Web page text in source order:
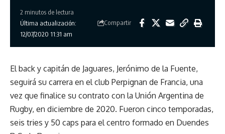
Última actualización:
12/07/2020 11:31 am
2 minutos de lectura
Compartir
El back y capitán de Jaguares, Jerónimo de la Fuente,
seguirá su carrera en el club Perpignan de Francia, una
vez que finalice su contrato con la Unión Argentina de
Rugby, en diciembre de 2020. Fueron cinco temporadas,
seis tries y 50 caps para el centro formado en Duendes